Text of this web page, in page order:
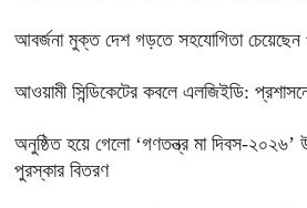
আবর্জনা মুক্ত দেশ গড়তে সহযোগিতা চেয়েছেন
‎আওয়ামী সিন্ডিকেটের কবলে এলজিইডি:
অনুষ্ঠিত হয়ে গেলো ‘গণতন্ত্র মা দিবস-
পুরস্কার বিতরণ